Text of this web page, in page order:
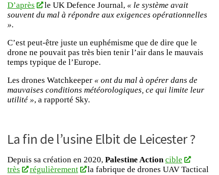
D’après
le UK Defence Journal, « le système avait
souvent du mal à répondre aux exigences opérationnelles
».
C’est peut-être juste un euphémisme que de dire que le
drone ne pouvait pas très bien tenir l’air dans le mauvais
temps typique de l’Europe.
Les drones Watchkeeper « ont du mal à opérer dans de
mauvaises conditions météorologiques, ce qui limite leur
utilité », a rapporté Sky.
La fin de l’usine Elbit de Leicester ?
Depuis sa création en 2020, Palestine Action cible
très
régulièrement
la fabrique de drones UAV Tactical